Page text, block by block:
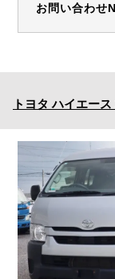
お問い合わせ
トヨタ ハイエース